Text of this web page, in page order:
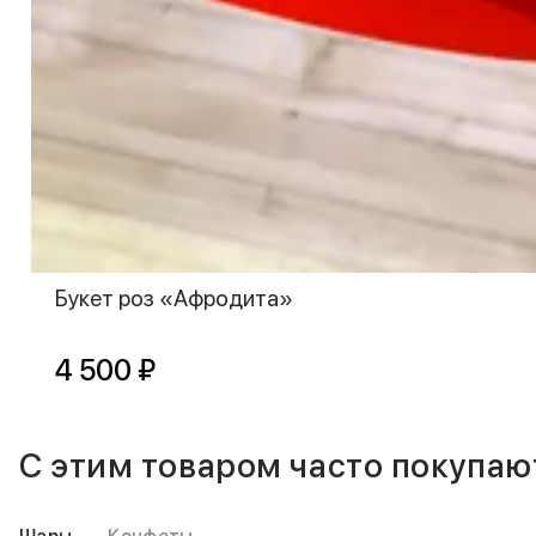
Букет роз «Афродита»
4 500 ₽
С этим товаром часто